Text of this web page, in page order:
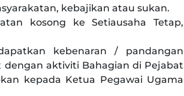
kebajikan atau sukan.
kosong ke Setiausaha Tetap,
kebenaran / pandangan
aktiviti Bahagian di Pejabat
kepada Ketua Pegawai Ugama